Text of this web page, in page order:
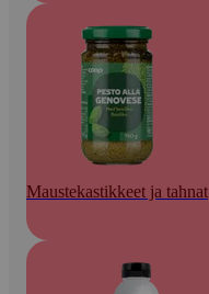
Maustekastikkeet ja tahnat